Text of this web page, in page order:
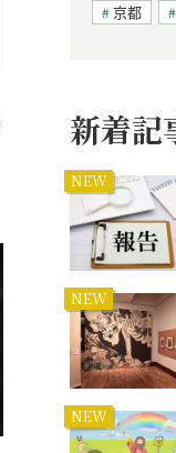
京都
新着記
NEW
NEW
NEW